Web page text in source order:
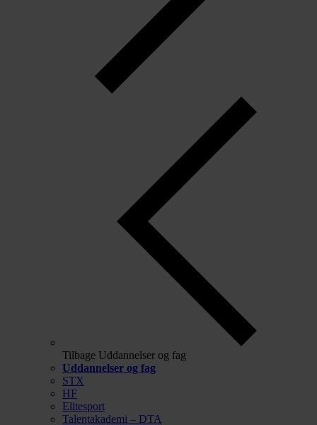
Tilbage Uddannelser og fag
Uddannelser og fag
STX
HF
Elitesport
Talentakademi – DTA